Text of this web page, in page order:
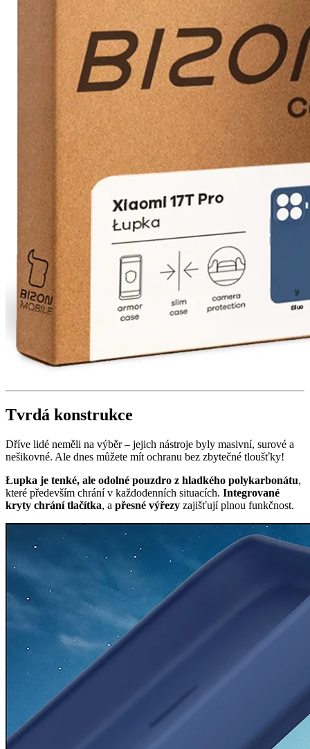
Tvrdá konstrukce
Dříve lidé neměli na výběr – jejich nástroje byly masivní, surové a
nešikovné. Ale dnes můžete mít ochranu bez zbytečné tloušťky!
Łupka je tenké, ale odolné pouzdro z hladkého polykarbonátu,
které především chrání v každodenních situacích. Integrované
kryty chrání tlačítka, a přesné výřezy zajišťují plnou funkčnost.